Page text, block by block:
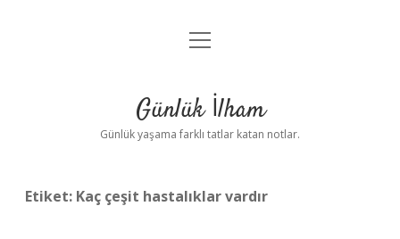
Anasayfa
Yasal Uyarı
menüyü
Günlük İlham
Günlük yaşama farklı tatlar katan notlar.
Etiket: Kaç çeşit hastalıklar vardır